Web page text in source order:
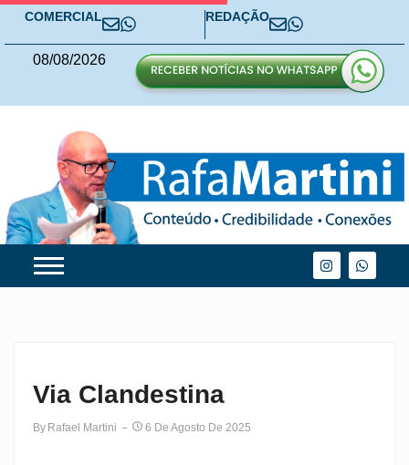
COMERCIAL REDAÇÃO
08/08/2026
Via Clandestina
By Rafael Martini 6 De Agosto De 2025